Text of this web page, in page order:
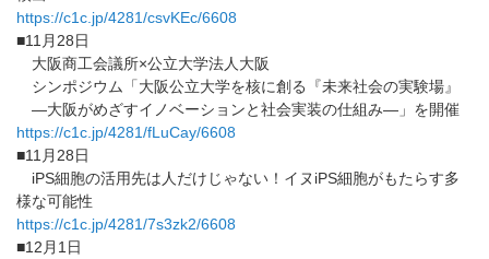
https://c1c.jp/4281/csvKEc/6608
■11月28日
大阪商工会議所×公立大学法人大阪
シンポジウム「大阪公立大学を核に創る『未来社会の実験場』
―大阪がめざすイノベーションと社会実装の仕組み―」を開催
https://c1c.jp/4281/fLuCay/6608
■11月28日
iPS細胞の活用先は人だけじゃない！ イヌiPS細胞がもたらす多
様な可能性
https://c1c.jp/4281/7s3zk2/6608
■12月1日